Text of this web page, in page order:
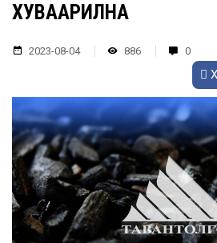
ХУВААРИЛНА
2023-08-04 886 0